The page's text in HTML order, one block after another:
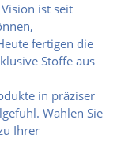
ist seit
fertigen die
Stoffe aus
in präziser
Wählen Sie
Ihrer